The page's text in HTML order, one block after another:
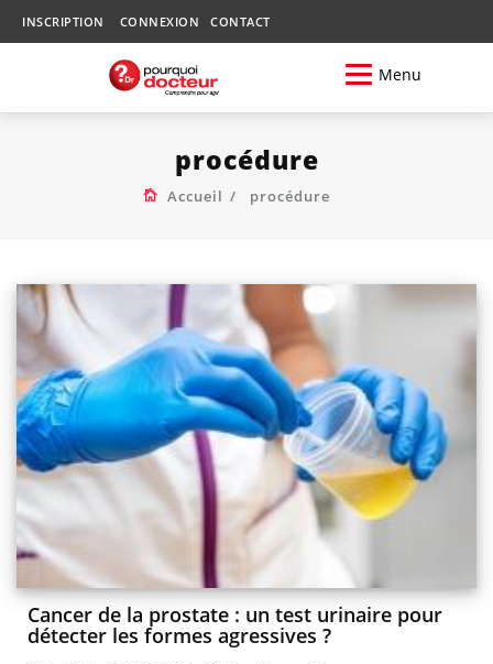
INSCRIPTION CONNEXION CONTACT
Menu
procédure
Accueil procédure
Cancer de la prostate : un test urinaire pour
détecter les formes agressives ?